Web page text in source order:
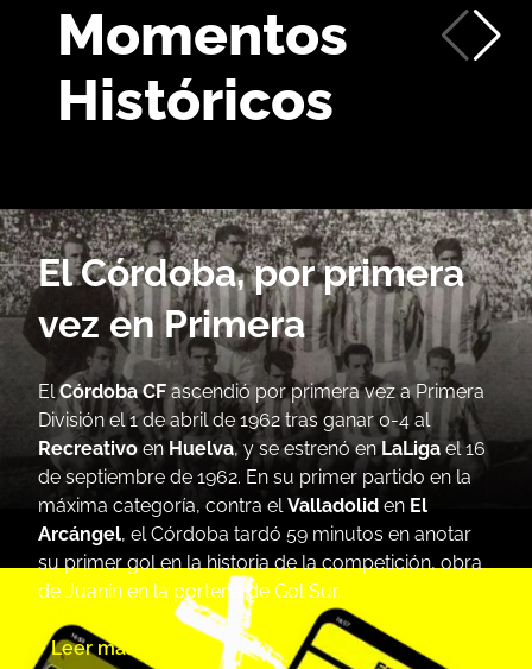
Momentos
Históricos
El Córdoba, por primera
vez en Primera
ElCórdoba CFascendió por primera vez a Primera
División el 1 de abril de 1962 tras ganar 0-4 al
Recreativo en Huelva, y se estrenó enLaLigael 16
de septiembre de 1962. En su primer partido en la
máxima categoría, contra elValladolid en El
Arcángel, el Córdoba tardó 59 minutos en anotar
su primer gol en la historia de la competición, obra
de Juanín en la portería de Gol Sur.
+ Leer más